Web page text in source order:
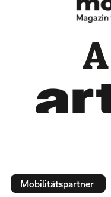
Mobilitätspartner